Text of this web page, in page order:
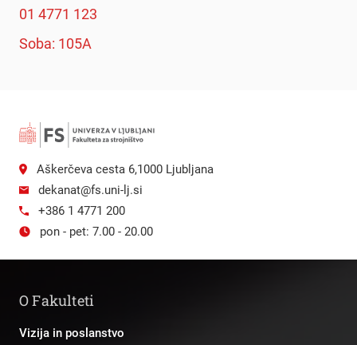
01 4771 123
Soba: 105A
Aškerčeva cesta 6,1000 Ljubljana
dekanat@fs.uni-lj.si
+386 1 4771 200
pon - pet: 7.00 - 20.00
O Fakulteti
Vizija in poslanstvo